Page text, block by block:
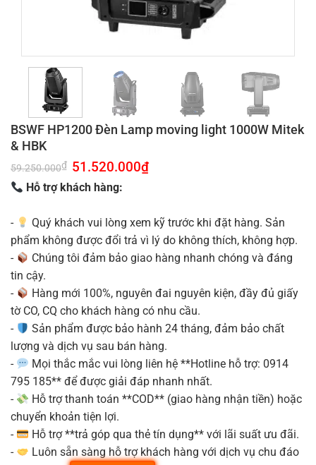
BSWF HP1200 Đèn Lamp moving light 1000W Mitek
& HBK
59.250.000₫ Giá
gốc
là:
59.250.000₫.
51.520.000₫Giá
Hỗ trợ khách hàng:
-
Quý khách vui lòng xem kỹ trước khi đặt hàng. Sản
phẩm không được đổi trả vì lý do không thích, không hợp.
-
Chúng tôi đảm bảo giao hàng nhanh chóng và đáng
tin cậy.
-
Hàng mới 100%, nguyên đai nguyên kiện, đầy đủ giấy
tờ CO, CQ cho khách hàng có nhu cầu.
-
Sản phẩm được bảo hành 24 tháng, đảm bảo chất
lượng và dịch vụ sau bán hàng.
-
Mọi thắc mắc vui lòng liên hệ **Hotline hỗ trợ: 0914
795 185** để được giải đáp nhanh nhất.
-
Hỗ trợ thanh toán **COD** (giao hàng nhận tiền) hoặc
chuyển khoản tiện lợi.
-
Hỗ trợ **trả góp qua thẻ tín dụng** với lãi suất ưu đãi.
-
Luôn sẵn sàng hỗ trợ khách hàng với dịch vụ chu đáo